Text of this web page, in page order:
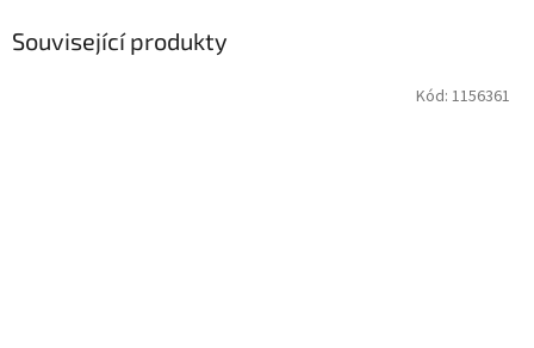
Související produkty
Kód: 1156361